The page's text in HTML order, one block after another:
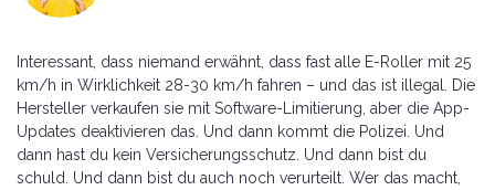
Interessant, dass niemand erwähnt, dass fast alle E-Roller mit 25
km/h in Wirklichkeit 28-30 km/h fahren – und das ist illegal. Die
Hersteller verkaufen sie mit Software-Limitierung, aber die App-
Updates deaktivieren das. Und dann kommt die Polizei. Und
dann hast du kein Versicherungsschutz. Und dann bist du
schuld. Und dann bist du auch noch verurteilt. Wer das macht,